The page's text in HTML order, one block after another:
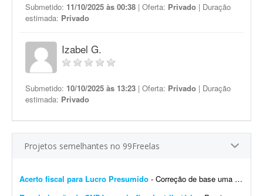
Submetido: 11/10/2025 às 00:38 | Oferta: Privado | Duração
estimada: Privado
Izabel G.
Submetido: 10/10/2025 às 13:23 | Oferta: Privado | Duração
estimada: Privado
Projetos semelhantes no 99Freelas
Acerto fiscal para Lucro Presumido - Correção de base uma única vez. Total de 9.266 itens - Regime: Lucro Presumido - Custo para atender a 01 loja. Sistema de retaguarda: Albatros - Contabilidade: SJT. - CNPJ: 03...